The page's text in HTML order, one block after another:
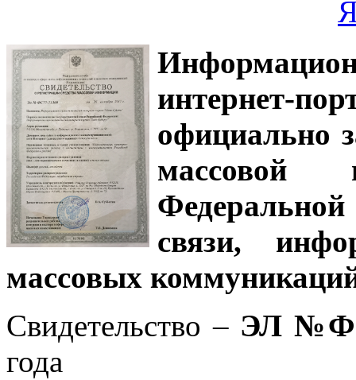
интернет-
официально
связи,
массовых
Свидетельство – ЭЛ
года